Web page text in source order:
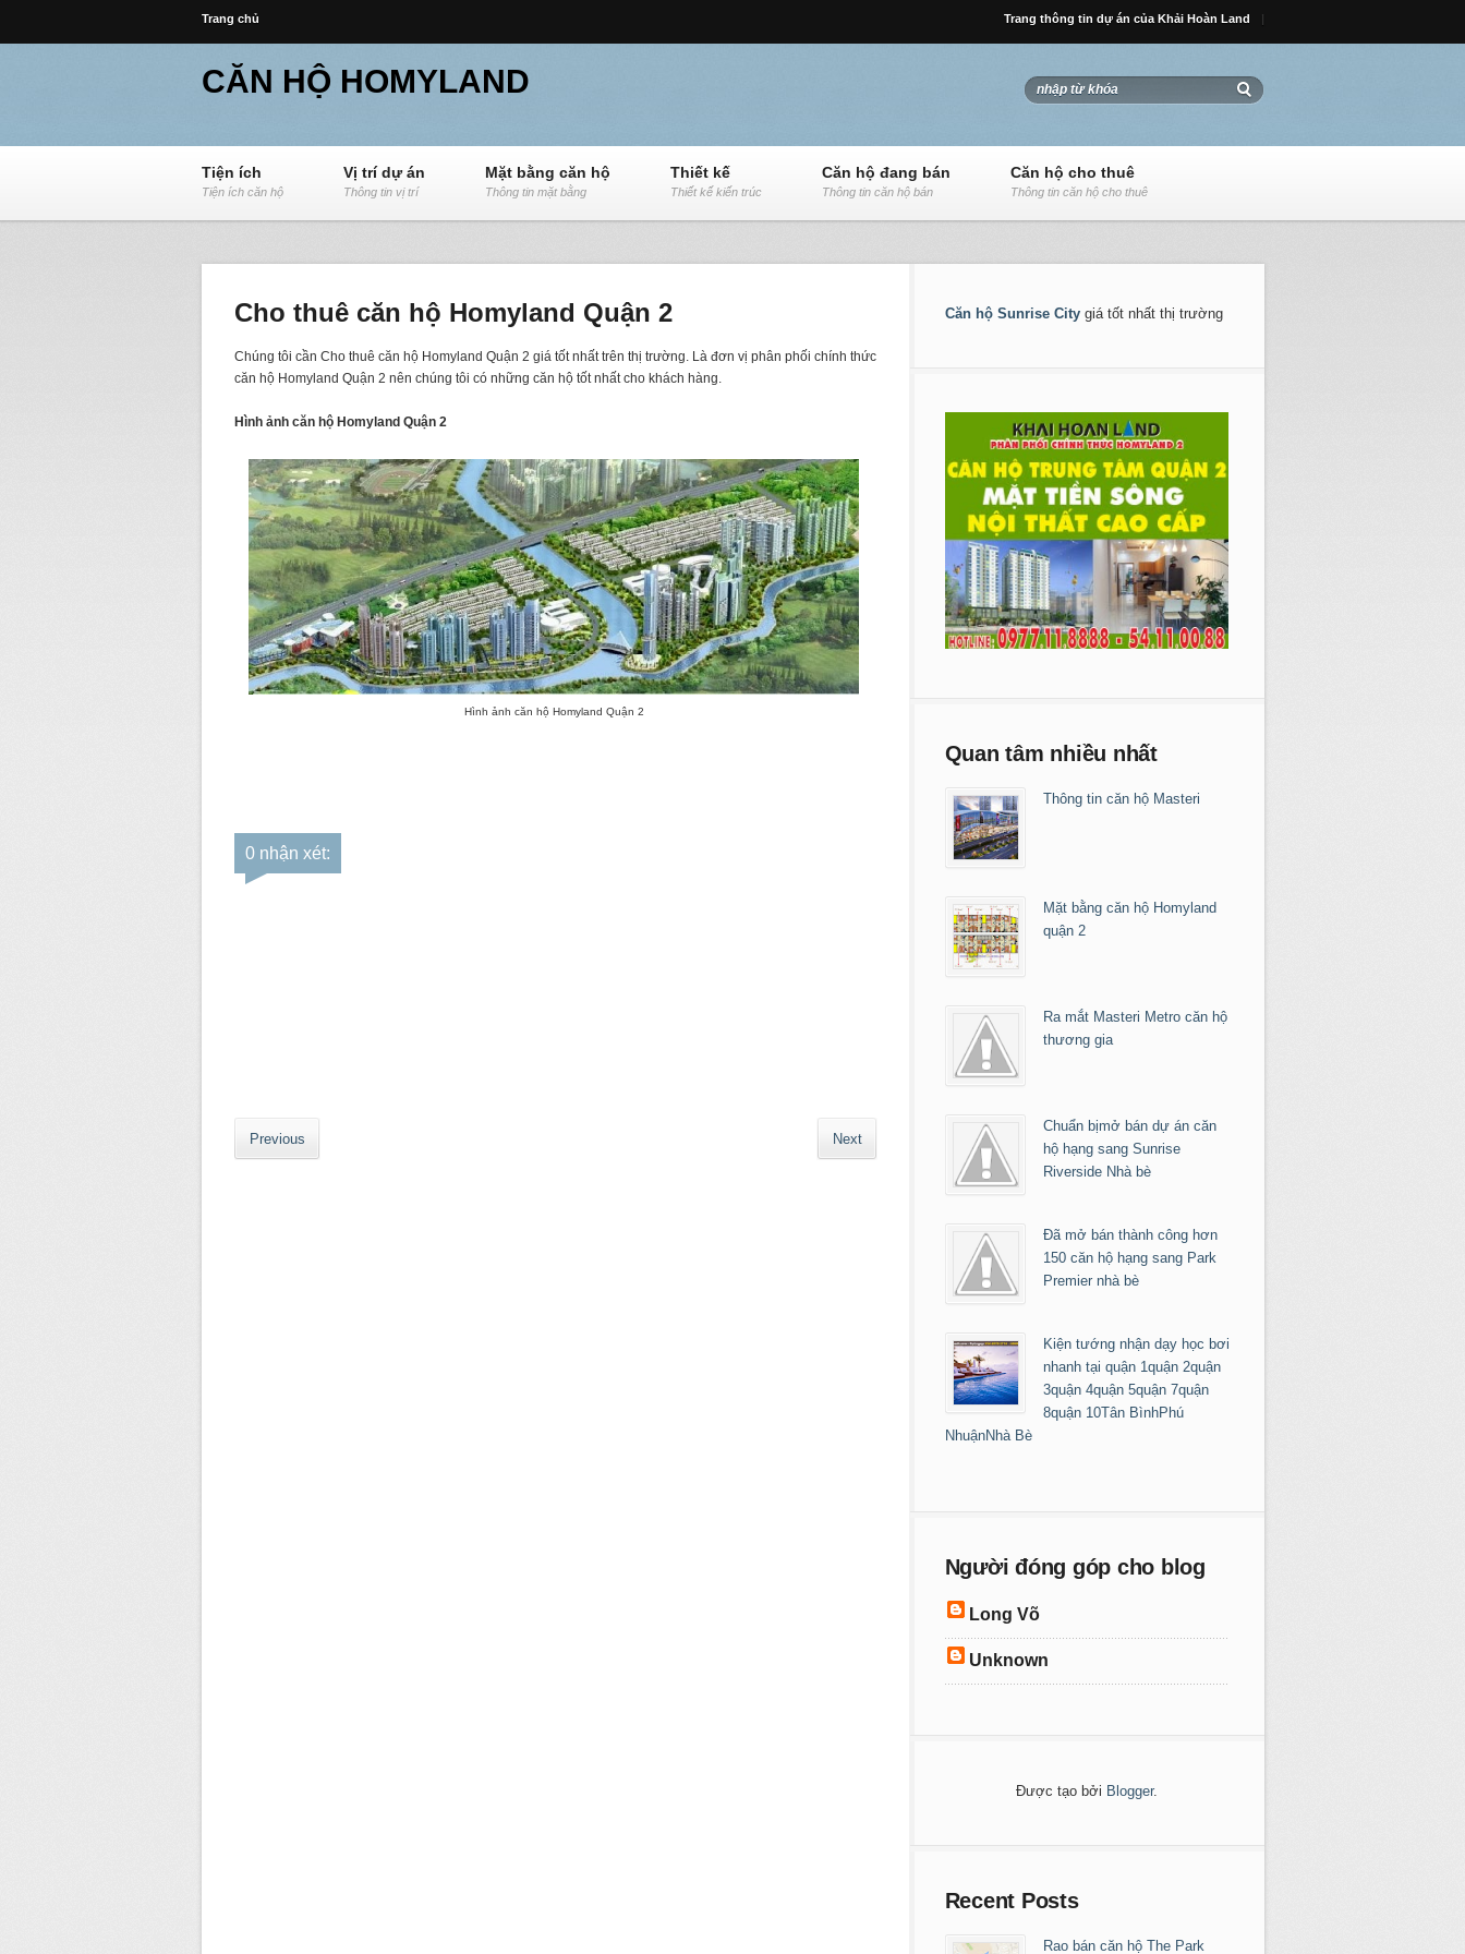
Trang chủ Trang thông tin dự án của Khải Hoàn Land
CĂN HỘ HOMYLAND
Tiện ích
Tiện ích căn hộ
Vị trí dự án
Thông tin vị trí
Mặt bằng căn hộ
Thông tin mặt bằng
Thiết kế
Thiết kế kiến trúc
Căn hộ đang bán
Thông tin căn hộ bán
Căn hộ cho thuê
Thông tin căn hộ cho thuê
Cho thuê căn hộ Homyland Quận 2
Chúng tôi cần Cho thuê căn hộ Homyland Quận 2 giá tốt nhất trên thị trường. Là đơn vị phân phối chính thức
căn hộ Homyland Quận 2 nên chúng tôi có những căn hộ tốt nhất cho khách hàng.
Hình ảnh căn hộ Homyland Quận 2
Hình ảnh căn hộ Homyland Quận 2
0 nhận xét:
Previous Next
Căn hộ Sunrise Citygiá tốt nhất thị trường
Quan tâm nhiều nhất
Thông tin căn hộ Masteri
Mặt bằng căn hộ Homyland
quận 2
Ra mắt Masteri Metro căn hộ
thương gia
Chuẩn bịmở bán dự án căn
hộ hạng sang Sunrise
Riverside Nhà bè
Đã mở bán thành công hơn
150 căn hộ hạng sang Park
Premier nhà bè
Kiện tướng nhận dạy học bơi
nhanh tại quận 1quận 2quận
3quận 4quận 5quận 7quận
8quận 10Tân BìnhPhú
NhuậnNhà Bè
Người đóng góp cho blog
Long Võ
Unknown
Được tạo bởi Blogger.
Recent Posts
Rao bán căn hộ The Park